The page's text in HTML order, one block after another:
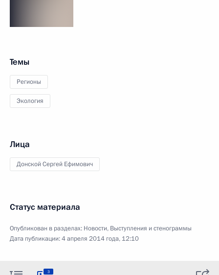
Темы
Регионы
Экология
Лица
Донской Сергей Ефимович
Статус материала
Опубликован в разделах: Новости, Выступления и стенограммы
Дата публикации:4 апреля 2014 года, 12:10
3